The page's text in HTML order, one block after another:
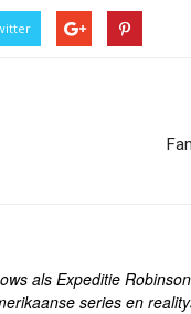
als Expeditie
series en